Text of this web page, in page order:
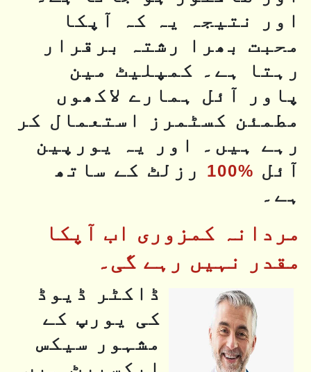
اور نتیجہ یہ کہ آپکا
محبت بھرا رشتہ برقرار
رہتا ہے۔ کمپلیٹ مین
پاور آئل ہمارے لاکھوں
مطمئن کسٹمرز استعمال کر
رہے ہیں۔ اور یہ یورپین
آئل %100
رزلٹ کے ساتھ
ہے۔
مردانہ کمزوری اب آپکا
مقدر نہیں رہے گی۔
ڈاکٹر ڈیوڈ
کی یورپ کے
مشہور سیکس